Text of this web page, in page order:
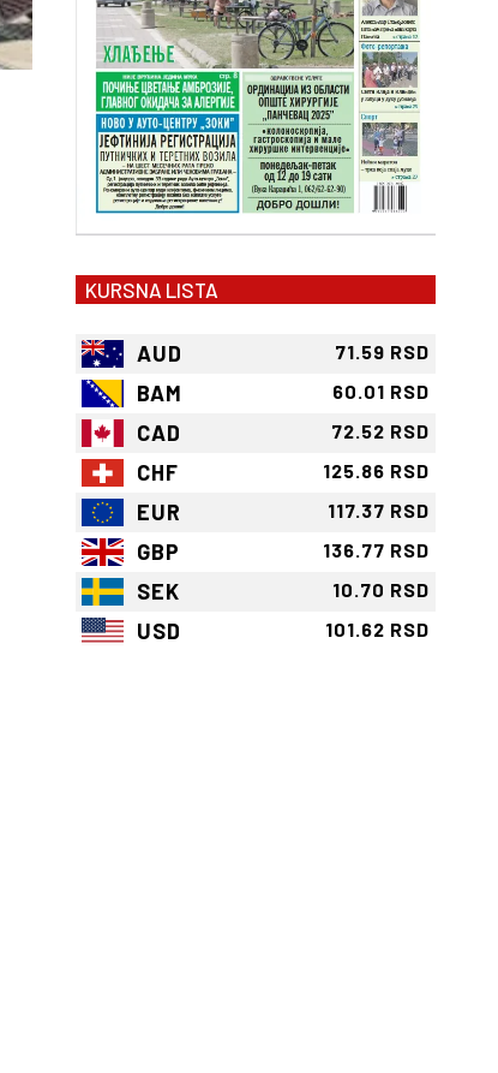
KURSNA LISTA
AUD 71.59 RSD
BAM 60.01 RSD
CAD 72.52 RSD
CHF 125.86 RSD
EUR 117.37 RSD
GBP 136.77 RSD
SEK 10.70 RSD
USD 101.62 RSD